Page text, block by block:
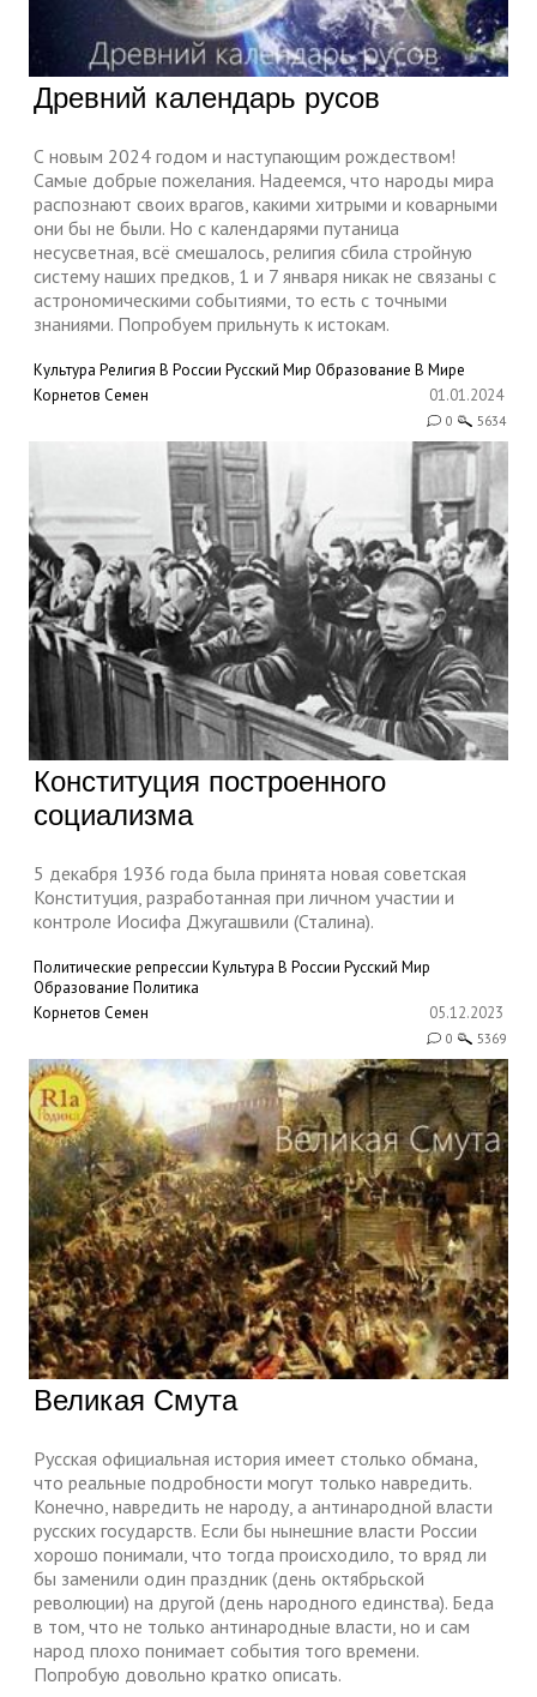
Древний календарь русов
С новым 2024 годом и наступающим рождеством!
Самые добрые пожелания. Надеемся, что народы мира
распознают своих врагов, какими хитрыми и коварными
они бы не были. Но с календарями путаница
несусветная, всё смешалось, религия сбила стройную
систему наших предков, 1 и 7 января никак не связаны с
астрономическими событиями, то есть с точными
знаниями. Попробуем прильнуть к истокам.
Культура Религия В России Русский Мир Образование В Мире
Корнетов Семен
01.01.2024
0 5634
Конституция построенного
социализма
5 декабря 1936 года была принята новая советская
Конституция, разработанная при личном участии и
контроле Иосифа Джугашвили (Сталина).
Политические репрессии Культура В России Русский Мир
Образование Политика
Корнетов Семен
05.12.2023
0 5369
Великая Смута
Русская официальная история имеет столько обмана,
что реальные подробности могут только навредить.
Конечно, навредить не народу, а антинародной власти
русских государств. Если бы нынешние власти России
хорошо понимали, что тогда происходило, то вряд ли
бы заменили один праздник (день октябрьской
революции) на другой (день народного единства). Беда
в том, что не только антинародные власти, но и сам
народ плохо понимает события того времени.
Попробую довольно кратко описать.